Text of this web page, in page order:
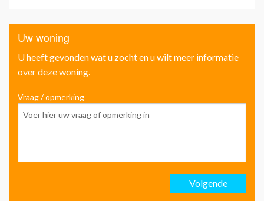
Uw woning
U heeft gevonden wat u zocht en u wilt meer informatie
over deze woning.
Vraag / opmerking
Volgende